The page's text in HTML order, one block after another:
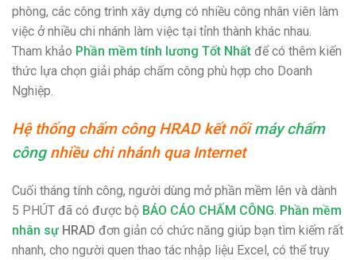
phòng, các công trình xây dựng có nhiều công nhân viên làm
việc ở nhiều chi nhánh làm việc tại tỉnh thành khác nhau.
Tham khảo Phần mềm tính lương Tốt Nhất để có thêm kiến
thức lựa chọn giải pháp chấm công phù hợp cho Doanh
Nghiệp.
Hệ thống chấm công HRAD kết nốimáy chấm
côngnhiều chi nhánh qua Internet
Cuối tháng tính công, người dùng mở phần mềm lên và dành
5 PHÚT đã có được bộ BÁO CÁO CHẤM CÔNG. Phần mềm
nhân sựHRAD đơn giản có chức năng giúp bạn tìm kiếm rất
nhanh, cho người quen thao tác nhập liệu Excel, có thể truy